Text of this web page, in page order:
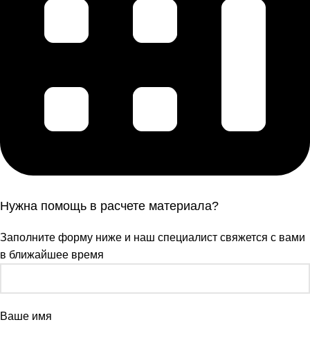
Нужна помощь в расчете материала?
Заполните форму ниже и наш специалист свяжется с вами
в ближайшее время
Ваше имя